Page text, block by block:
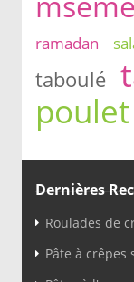
ramadan
taboulé
poulet
Dernières
Roulades de
Pâte à crêpes